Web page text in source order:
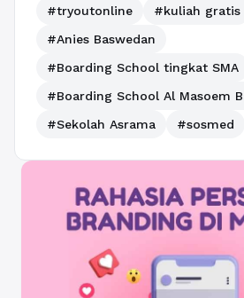
#tryoutonline
#kuliah gratis
#Anies Baswedan
#Boarding School tingkat SMA
#Boarding School Al Masoem
#Sekolah Asrama
#sosmed